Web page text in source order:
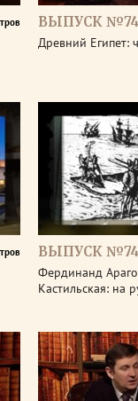
ВЫПУСК
Древний Египет:
ВЫПУСК
Фердинанд
Кастильская: на